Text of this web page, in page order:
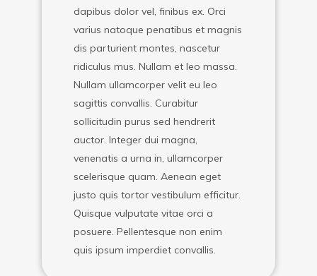
dapibus dolor vel, finibus ex. Orci
varius natoque penatibus et magnis
dis parturient montes, nascetur
ridiculus mus. Nullam et leo massa.
Nullam ullamcorper velit eu leo
sagittis convallis. Curabitur
sollicitudin purus sed hendrerit
auctor. Integer dui magna,
venenatis a urna in, ullamcorper
scelerisque quam. Aenean eget
justo quis tortor vestibulum efficitur.
Quisque vulputate vitae orci a
posuere. Pellentesque non enim
quis ipsum imperdiet convallis.